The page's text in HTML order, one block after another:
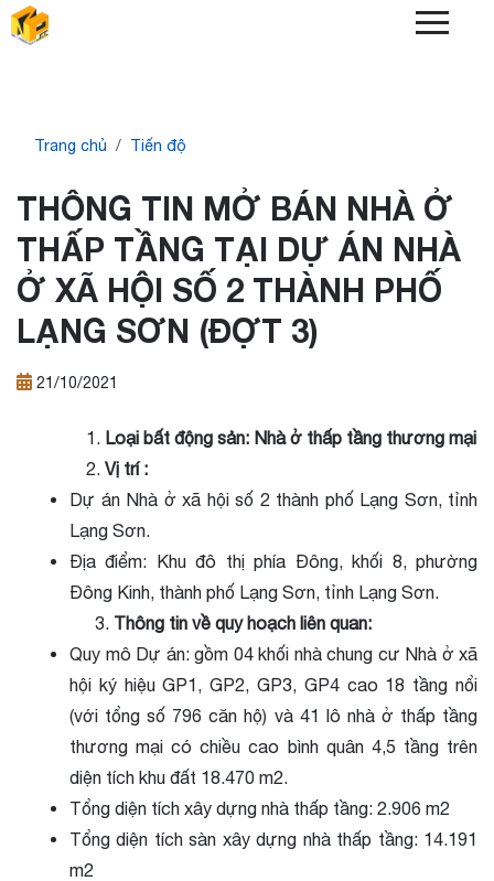
Skip
to
Breadcrumb
Trang chủ Tiến độ
THÔNG TIN MỞ BÁN NHÀ Ở
THẤP TẦNG TẠI DỰ ÁN NHÀ
Ở XÃ HỘI SỐ 2 THÀNH PHỐ
LẠNG SƠN (ĐỢT 3)
21/10/2021
Loại bất động sản: Nhà ở thấp tầng thương mại
Vị trí :
Dự ánNhà ở xã hội số 2 thành phố Lạng Sơn, tỉnh
Lạng Sơn.
Địa điểm: Khu đô thị phía Đông, khối 8, phường
Đông Kinh, thành phố Lạng Sơn, tỉnh Lạng Sơn.
Thông tin về quy hoạch liên quan:
Quy mô Dự án: gồm 04 khối nhà chung cư Nhà ở xã
hội ký hiệu GP1, GP2, GP3, GP4 cao 18 tầng nổi
(với tổng số 796 căn hộ) và 41 lô nhà ở thấp tầng
thương mại có chiều cao bình quân 4,5 tầng trên
diện tích khu đất 18.470 m2.
Tổng diện tích xây dựng nhà thấp tầng: 2.906 m2
Tổng diện tích sàn xây dựng nhà thấp tầng: 14.191
m2